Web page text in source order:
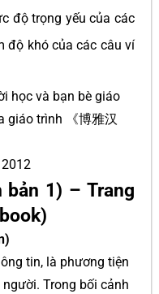
độ trọng yếu của các
độ khó của các câu ví
học và bạn bè giáo
giáo trình 《博雅汉
1) – Trang
tin, là phương tiện
Trong bối cảnh